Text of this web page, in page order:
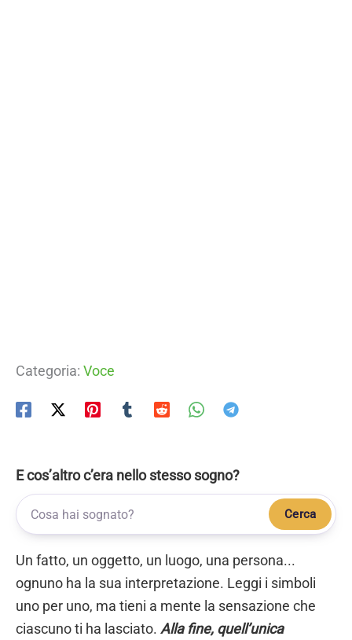
Categoria: Voce
E cos’altro c’era nello stesso sogno?
Cerca
Un fatto, un oggetto, un luogo, una persona...
ognuno ha la sua interpretazione. Leggi i simboli
uno per uno, ma tieni a mente la sensazione che
ciascuno ti ha lasciato. Alla fine, quell’unica